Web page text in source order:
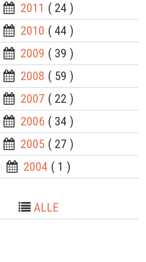
2011 ( 24 )
2010 ( 44 )
2009 ( 39 )
2008 ( 59 )
2007 ( 22 )
2006 ( 34 )
2005 ( 27 )
2004 ( 1 )
ALLE